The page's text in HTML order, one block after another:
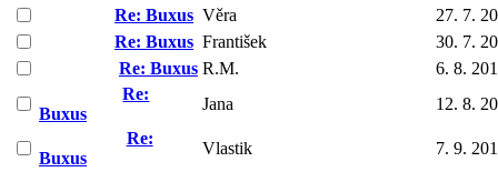
Re: Buxus Věra
27. 7.
Re: Buxus František
30. 7.
Re: Buxus R.M.
6. 8.
Re:
Buxus
Jana
12. 8.
Re:
Buxus
Vlastik
7. 9.